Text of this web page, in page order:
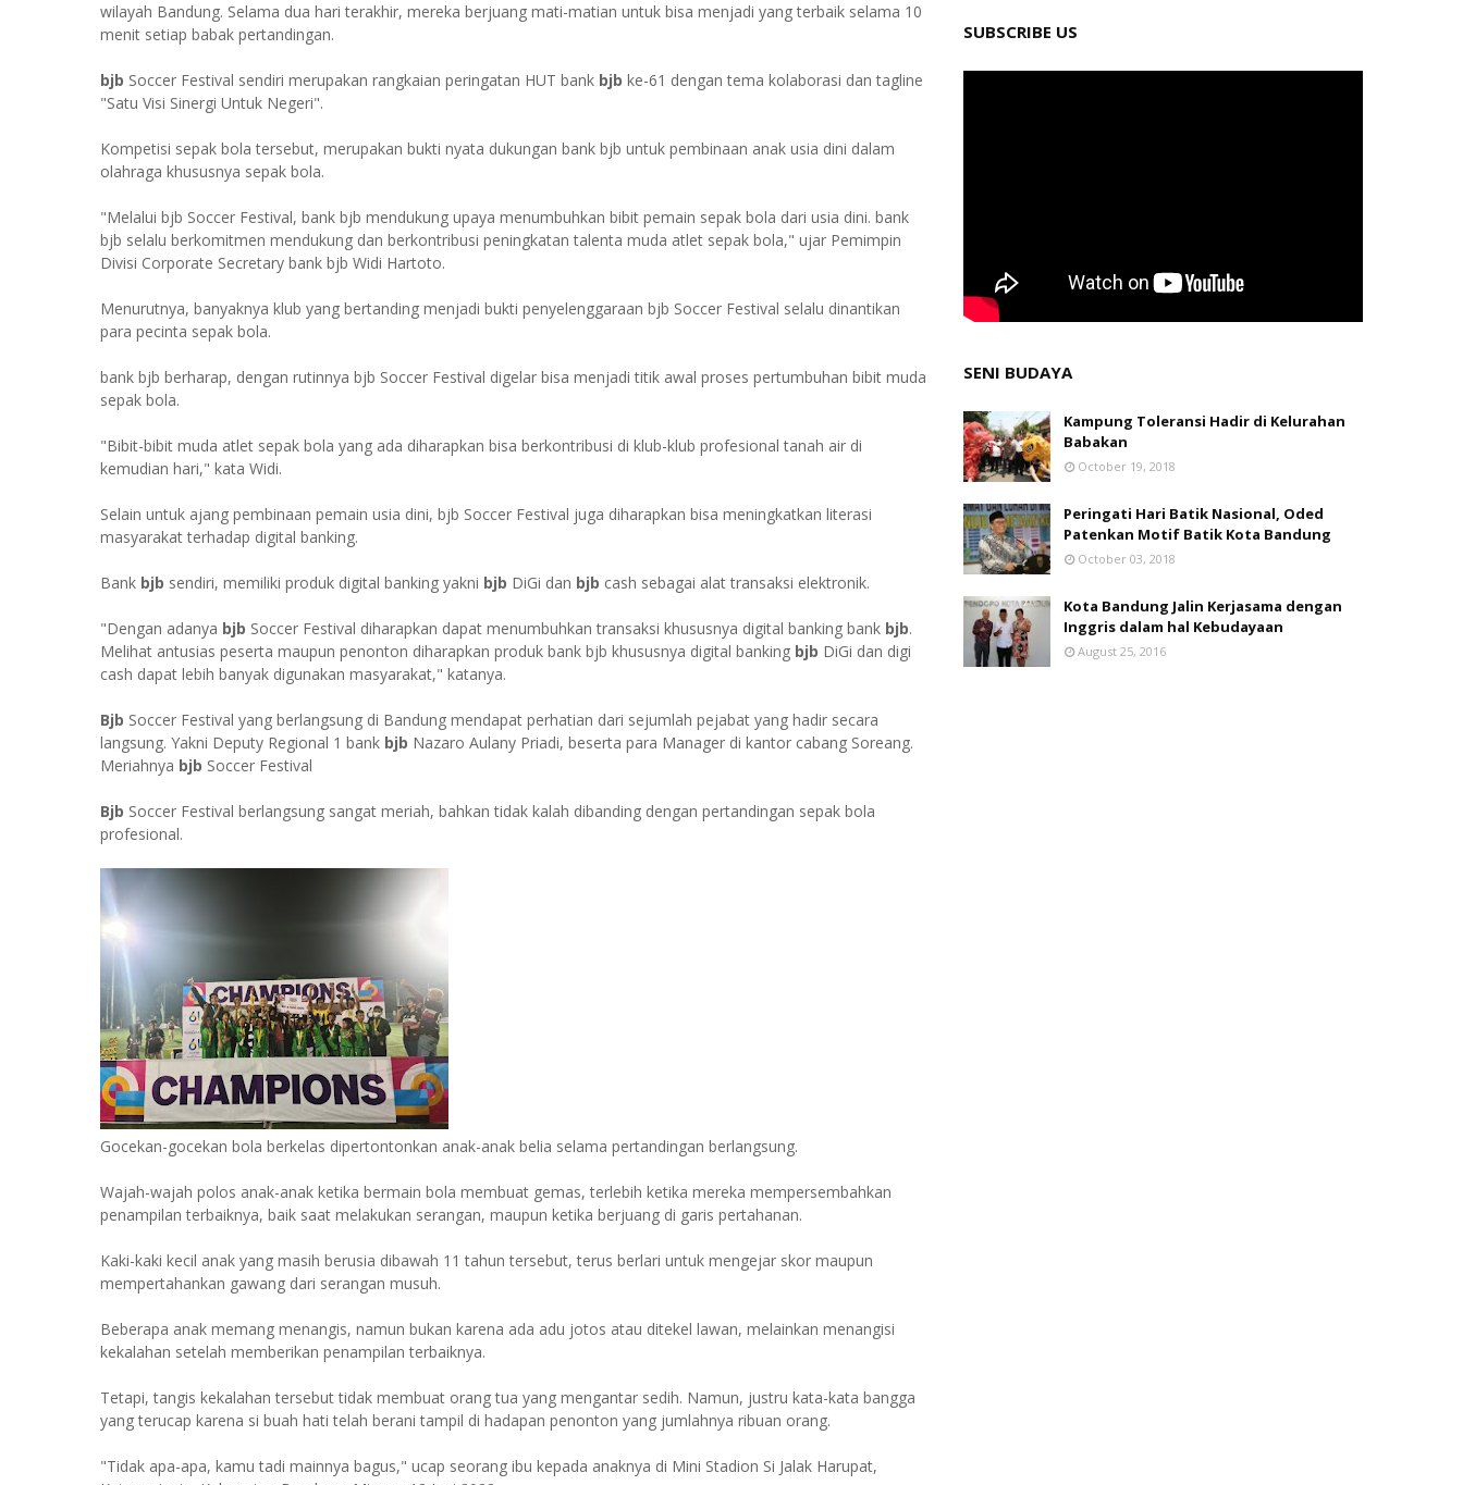
wilayah Bandung. Selama dua hari terakhir, mereka berjuang mati-matian untuk bisa menjadi yang terbaik selama 10
menit setiap babak pertandingan.
bjb Soccer Festival sendiri merupakan rangkaian peringatan HUT bank bjb ke-61 dengan tema kolaborasi dan tagline
"Satu Visi Sinergi Untuk Negeri".
Kompetisi sepak bola tersebut, merupakan bukti nyata dukungan bank bjb untuk pembinaan anak usia dini dalam
olahraga khususnya sepak bola.
"Melalui bjb Soccer Festival, bank bjb mendukung upaya menumbuhkan bibit pemain sepak bola dari usia dini. bank
bjb selalu berkomitmen mendukung dan berkontribusi peningkatan talenta muda atlet sepak bola," ujar Pemimpin
Divisi Corporate Secretary bank bjb Widi Hartoto.
Menurutnya, banyaknya klub yang bertanding menjadi bukti penyelenggaraan bjb Soccer Festival selalu dinantikan
para pecinta sepak bola.
bank bjb berharap, dengan rutinnya bjb Soccer Festival digelar bisa menjadi titik awal proses pertumbuhan bibit muda
sepak bola.
"Bibit-bibit muda atlet sepak bola yang ada diharapkan bisa berkontribusi di klub-klub profesional tanah air di
kemudian hari," kata Widi.
Selain untuk ajang pembinaan pemain usia dini, bjb Soccer Festival juga diharapkan bisa meningkatkan literasi
masyarakat terhadap digital banking.
Bank bjb sendiri, memiliki produk digital banking yakni bjb DiGi dan bjb cash sebagai alat transaksi elektronik.
"Dengan adanya bjb Soccer Festival diharapkan dapat menumbuhkan transaksi khususnya digital banking bank bjb.
Melihat antusias peserta maupun penonton diharapkan produk bank bjb khususnya digital banking bjb DiGi dan digi
cash dapat lebih banyak digunakan masyarakat," katanya.
Bjb Soccer Festival yang berlangsung di Bandung mendapat perhatian dari sejumlah pejabat yang hadir secara
langsung. Yakni Deputy Regional 1 bank bjb Nazaro Aulany Priadi, beserta para Manager di kantor cabang Soreang.
Meriahnya bjb Soccer Festival
Bjb Soccer Festival berlangsung sangat meriah, bahkan tidak kalah dibanding dengan pertandingan sepak bola
profesional.
Gocekan-gocekan bola berkelas dipertontonkan anak-anak belia selama pertandingan berlangsung.
Wajah-wajah polos anak-anak ketika bermain bola membuat gemas, terlebih ketika mereka mempersembahkan
penampilan terbaiknya, baik saat melakukan serangan, maupun ketika berjuang di garis pertahanan.
Kaki-kaki kecil anak yang masih berusia dibawah 11 tahun tersebut, terus berlari untuk mengejar skor maupun
mempertahankan gawang dari serangan musuh.
Beberapa anak memang menangis, namun bukan karena ada adu jotos atau ditekel lawan, melainkan menangisi
kekalahan setelah memberikan penampilan terbaiknya.
Tetapi, tangis kekalahan tersebut tidak membuat orang tua yang mengantar sedih. Namun, justru kata-kata bangga
yang terucap karena si buah hati telah berani tampil di hadapan penonton yang jumlahnya ribuan orang.
"Tidak apa-apa, kamu tadi mainnya bagus," ucap seorang ibu kepada anaknya di Mini Stadion Si Jalak Harupat,
SUBSCRIBE US
SENI BUDAYA
Kampung Toleransi Hadir di Kelurahan
Babakan
October 19, 2018
Peringati Hari Batik Nasional, Oded
Patenkan Motif Batik Kota Bandung
October 03, 2018
Kota Bandung Jalin Kerjasama dengan
Inggris dalam hal Kebudayaan
August 25, 2016